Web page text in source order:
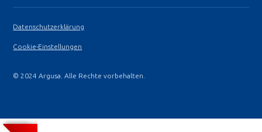
© 2024 Argusa. Alle Rechte vorbehalten.
Datenschutzerklärung
Cookie-Einstellungen